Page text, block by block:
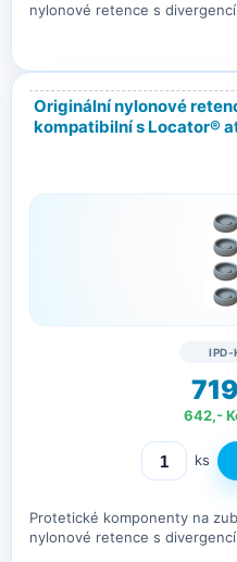
nylonové retence s
Originální nylonové
kompatibilní s Locator®
IPD-
642,-
ks
Protetické komponenty na
nylonové retence s